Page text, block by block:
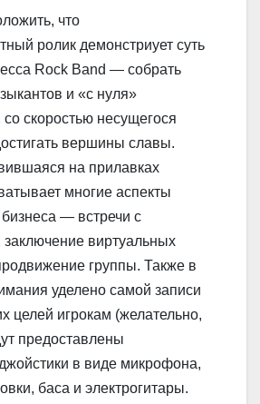
что
ролик демонстриует суть
Rock Band — собрать
и «с нуля»
со скоростью несущегося
вершины славы.
на прилавках
многие аспекты
— встречи с
виртуальных
группы. Также в
уделено самой записи
целей игрокам (желательно,
предоставлены
в виде микрофона,
баса и электрогитары.